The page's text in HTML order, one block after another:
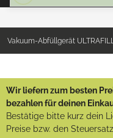
Vakuum-Abfüllgerät
Wir liefern zum besten
bezahlen für deinen
Bestätige bitte kurz dein
Preise bzw. den